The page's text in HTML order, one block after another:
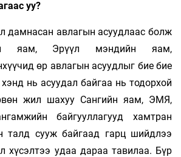
уу?
дамнасан авлагын асуудлаас болж
яам, Эрүүл мэндийн яам,
өр авлагын асуудлыг бие бие
нь асуудал байгаа нь тодорхой
жил шахуу Сангийн яам, ЭМЯ,
байгууллагууд хамтран
талд сууж байгаад гарц шийдлээ
хүсэлтээ удаа дараа тавилаа. Бүр